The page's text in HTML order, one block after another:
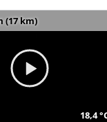
(17 km)
18,4